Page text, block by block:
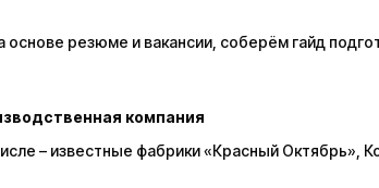
резюме и вакансии, соберём гайд
компания
– известные фабрики «Красный Октябрь»,